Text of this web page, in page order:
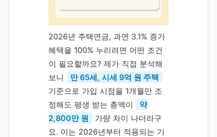
2026년 주택연금, 과연 3.1% 증가
혜택을 100% 누리려면 어떤 조건
이 필요할까요? 제가 직접 분석해
보니
만 65세, 시세 9억 원 주택
기준으로 가입 시점을 1개월만 조
정해도 평생 받는 총액이
약
2,800만 원
가량 차이 나더라구
요. 이는 2026년부터 적용되는 기